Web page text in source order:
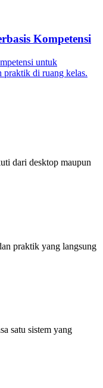
Kompetensi
untuk
praktik di ruang kelas.
dari desktop maupun
praktik yang langsung
satu sistem yang